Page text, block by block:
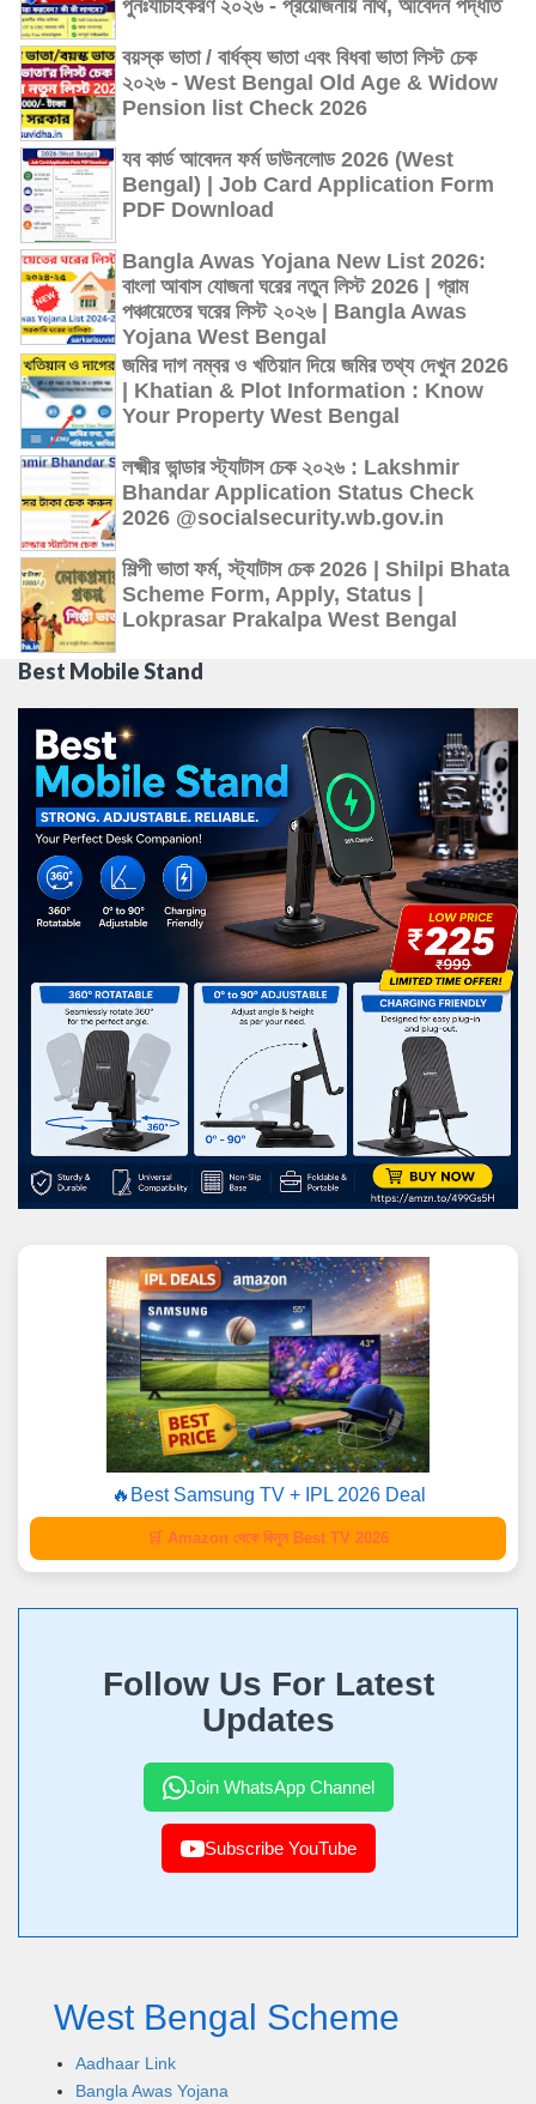
পুনঃযাচাইকরণ ২০২৬ - প্রয়োজনীয় নথি, আবেদন পদ্ধতি
বয়স্ক ভাতা / বার্ধক্য ভাতা এবং বিধবা ভাতা লিস্ট চেক
২০২৬ - West Bengal Old Age & Widow
Pension list Check 2026
যব কার্ড আবেদন ফর্ম ডাউনলোড 2026 (West
Bengal) | Job Card Application Form
PDF Download
Bangla Awas Yojana New List 2026:
বাংলা আবাস যোজনা ঘরের নতুন লিস্ট 2026 | গ্রাম
পঞ্চায়েতের ঘরের লিস্ট ২০২৬ | Bangla Awas
Yojana West Bengal
জমির দাগ নম্বর ও খতিয়ান দিয়ে জমির তথ্য দেখুন 2026
| Khatian & Plot Information : Know
Your Property West Bengal
লক্ষ্মীর ভান্ডার স্ট্যাটাস চেক ২০২৬ : Lakshmir
Bhandar Application Status Check
2026 @socialsecurity.wb.gov.in
শিল্পী ভাতা ফর্ম, স্ট্যাটাস চেক 2026 | Shilpi Bhata
Scheme Form, Apply, Status |
Lokprasar Prakalpa West Bengal
Best Mobile Stand
🔥Best Samsung TV + IPL 2026 Deal
🛒 Amazon থেকে কিনুন Best TV 2026
Follow Us For Latest
Updates
Join WhatsApp Channel
Subscribe YouTube
West Bengal Scheme
Aadhaar Link
Bangla Awas Yojana